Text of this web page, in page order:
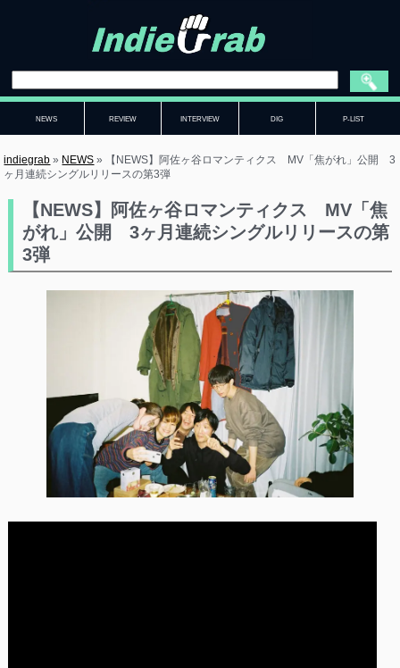
NEWS REVIEW INTERVIEW DIG P-LIST
indiegrab » NEWS »
【NEWS】阿佐ヶ谷ロマンティクス MV「焦がれ」公開 3
ヶ月連続シングルリリースの第3弾
【NEWS】阿佐ヶ谷ロマンティクス MV「焦
がれ」公開 3ヶ月連続シングルリリースの第
3弾